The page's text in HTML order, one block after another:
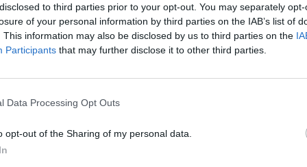
to third parties prior to your opt-out. You may separately
of your personal information by third parties on the IAB’s list of
This information may also be disclosed by us to third parties on the
Participants that may further disclose it to other third parties.
Data Processing Opt Outs
opt-out of the Sharing of my personal data.
d’origine végétale, minérale ou animale
corps. On le retrouve dans :
saule, reine-des-prés…)
poivre noir…)
(spiruline, extrait de boswellia, etc.)